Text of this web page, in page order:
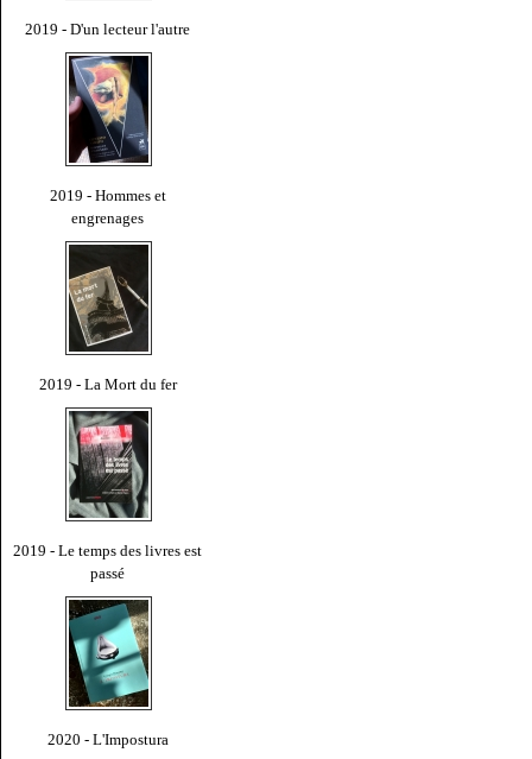
2019 - D'un lecteur l'autre
2019 - Hommes et
engrenages
2019 - La Mort du fer
2019 - Le temps des livres est
passé
2020 - L'Impostura